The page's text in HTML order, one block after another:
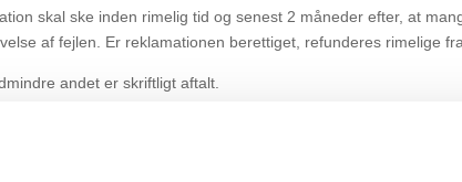
skal ske inden rimelig tid og senest 2 måneder efter, at
af fejlen. Er reklamationen berettiget, refunderes rimelige
andet er skriftligt aftalt.
ved at kontakte kundeservice hurtigst muligt. Er varen